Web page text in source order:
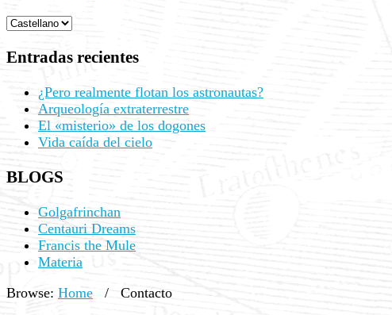
Entradas recientes
¿Pero realmente flotan los astronautas?
Arqueología extraterrestre
El «misterio» de los dogones
Vida caída del cielo
BLOGS
Golgafrinchan
Centauri Dreams
Francis the Mule
Materia
Browse: Home / Contacto